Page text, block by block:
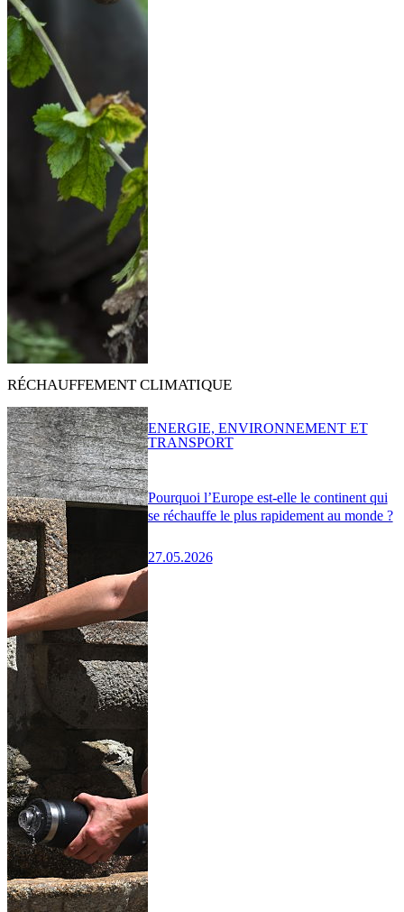
RÉCHAUFFEMENT CLIMATIQUE
Pourquoi l’Europe est-elle le continent qui
se réchauffe le plus rapidement au monde ?
27.05.2026
ENERGIE, ENVIRONNEMENT ET
TRANSPORT